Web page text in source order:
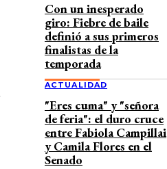
Con un inesperado
giro: Fiebre de baile
definió a sus primeros
finalistas de la
temporada
ACTUALIDAD
"Eres cuma" y "señora
de feria": el duro cruce
entre Fabiola Campillai
y Camila Flores en el
Senado